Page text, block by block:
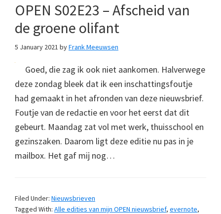
OPEN S02E23 – Afscheid van
de groene olifant
5 January 2021 byFrank Meeuwsen
Goed, die zag ik ook niet aankomen. Halverwege
deze zondag bleek dat ik een inschattingsfoutje
had gemaakt in het afronden van deze nieuwsbrief.
Foutje van de redactie en voor het eerst dat dit
gebeurt. Maandag zat vol met werk, thuisschool en
gezinszaken. Daarom ligt deze editie nu pas in je
mailbox. Het gaf mij nog…
Filed Under: Nieuwsbrieven
Tagged With: Alle edities van mijn OPEN nieuwsbrief, evernote,